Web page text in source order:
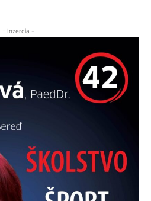
- Inzercia -